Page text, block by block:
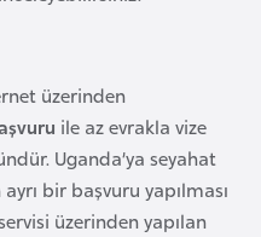
üzerinden
ile az evrakla vize
Uganda’ya seyahat
bir başvuru yapılması
üzerinden yapılan